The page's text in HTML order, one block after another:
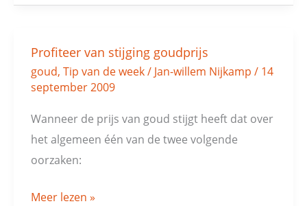
Profiteer van stijging goudprijs
goud, Tip van de week/ Jan-willem Nijkamp / 14
september 2009
Wanneer de prijs van goud stijgt heeft dat over
het algemeen één van de twee volgende
oorzaken:
Profiteer
van
stijging
goudprijs
Meer lezen »